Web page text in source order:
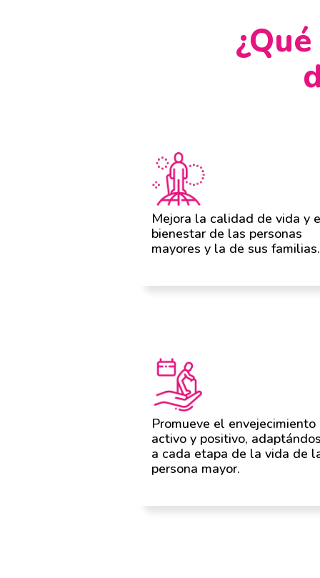
Mejora la calidad de vida y
bienestar de las personas
mayores y la de sus familias.
Promueve el envejecimiento
activo y positivo,
a cada etapa de la vida de
persona mayor.